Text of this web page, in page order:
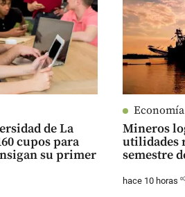
de La
cupos para
su primer
Economía
Mineros
utilidades
semestre
hace 10 horas